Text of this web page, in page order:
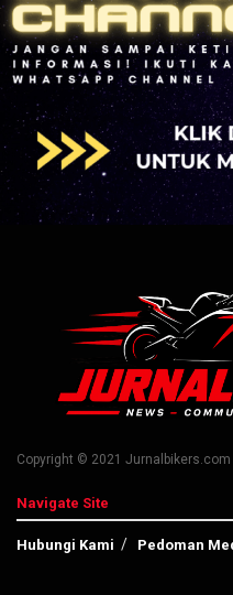
Copyright © 2021 Jurnalbikers.com
Navigate Site
Hubungi Kami Pedoman